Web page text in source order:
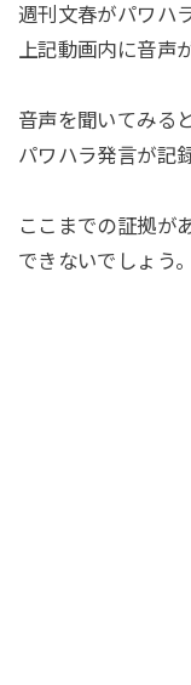
週刊文春がパワハ
上記動画内に音声
音声を聞いてみる
パワハラ発言が記
ここまでの証拠が
できないでしょう。